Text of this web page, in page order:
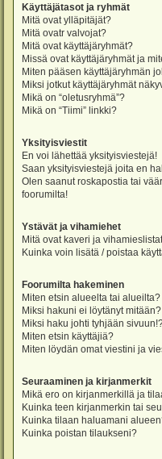
Käyttäjätasot ja ryhmät
Mitä ovat ylläpitäjät?
Mitä ovatr valvojat?
Mitä ovat käyttäjäryhmät?
Missä ovat käyttäjäryhmät ja
Miten pääsen käyttäjäryhmän
Miksi jotkut käyttäjäryhmät
Mikä on “oletusryhmä”?
Mikä on “Tiimi” linkki?
Yksityisviestit
En voi lähettää yksityisviestejä!
Saan yksityisviestejä joita en
Olen saanut roskapostia tai
foorumilta!
Ystävät ja vihamiehet
Mitä ovat kaveri ja
Kuinka voin lisätä / poistaa
Foorumilta hakeminen
Miten etsin alueelta tai alueilta?
Miksi hakuni ei löytänyt mitään?
Miksi haku johti tyhjään
Miten etsin käyttäjiä?
Miten löydän omat viestini ja
Seuraaminen ja kirjanmerkit
Mikä ero on kirjanmerkillä ja
Kuinka teen kirjanmerkin tai
Kuinka tilaan haluamani
Kuinka poistan tilaukseni?